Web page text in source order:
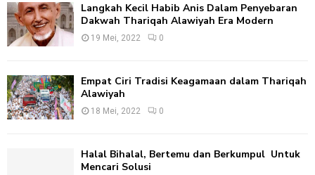
H
Langkah Kecil Habib Anis Dalam Penyebaran
Dakwah Thariqah Alawiyah Era Modern
19 Mei, 2022 0
Empat Ciri Tradisi Keagamaan dalam Thariqah
Alawiyah
18 Mei, 2022 0
Halal Bihalal, Bertemu dan Berkumpul Untuk
Mencari Solusi